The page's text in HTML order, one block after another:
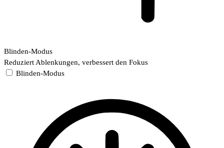
Blinden-Modus
Reduziert Ablenkungen, verbessert den Fokus
Blinden-Modus